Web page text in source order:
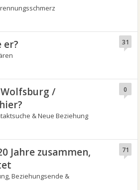
er? 31
Wolfsburg /
& Neue Beziehung
0
Jahre zusammen,
Beziehungsende &
71